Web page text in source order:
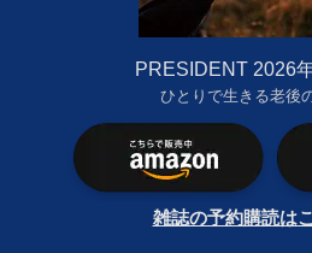
PRESIDENT 2026
ひとりで生きる老後
雑誌の予約購読は